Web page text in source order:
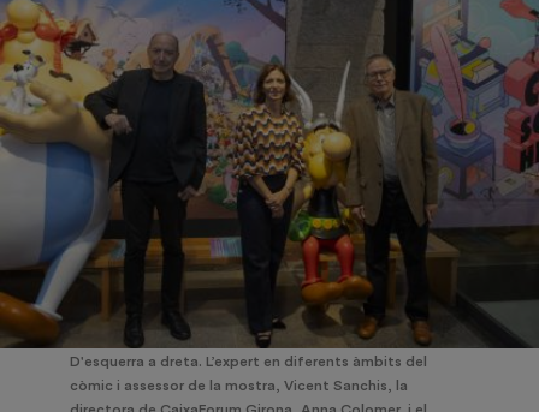
D'esquerra a dreta. L’expert en diferents àmbits del
còmic i assessor de la mostra, Vicent Sanchis, la